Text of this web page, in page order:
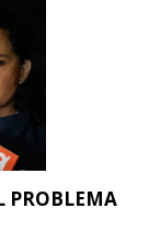
PROBLEMA